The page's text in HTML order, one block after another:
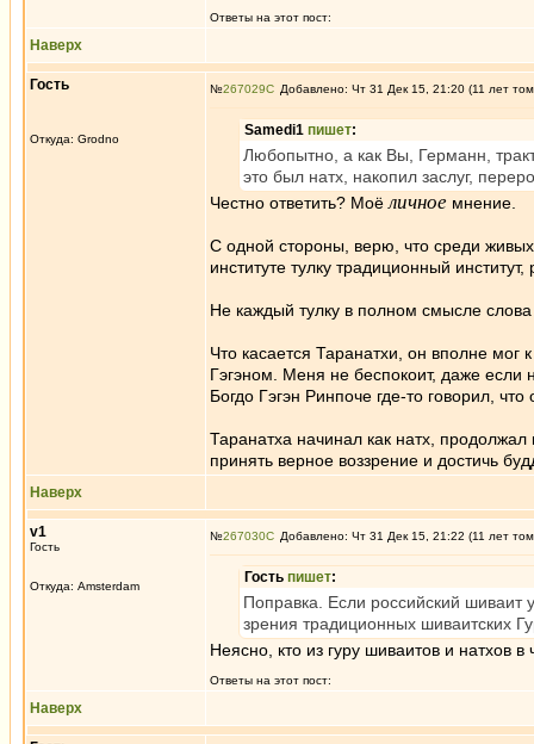
Ответы на этот пост:
Наверх
Гость
Откуда: Grodno
№267029 Добавлено: Чт 31 Дек 15, 21:20 (11 лет
Samedi1 пишет:
Любопытно, а как Вы, Германн,
это был натх, накопил заслуг,
Честно ответить? Моё личное мнение.
С одной стороны, верю, что среди
институте тулку традиционный
Не каждый тулку в полном смысле
Что касается Таранатхи, он вполне мог
Гэгэном. Меня не беспокоит, даже
Богдо Гэгэн Ринпоче где-то говорил,
Таранатха начинал как натх,
принять верное воззрение и достичь
Наверх
v1
Гость
Откуда: Amsterdam
№267030 Добавлено: Чт 31 Дек 15, 21:22 (11 лет
Гость пишет:
Поправка. Если российский шиваит
зрения традиционных шиваитских
Неясно, кто из гуру шиваитов и натхов
Ответы на этот пост:
Наверх